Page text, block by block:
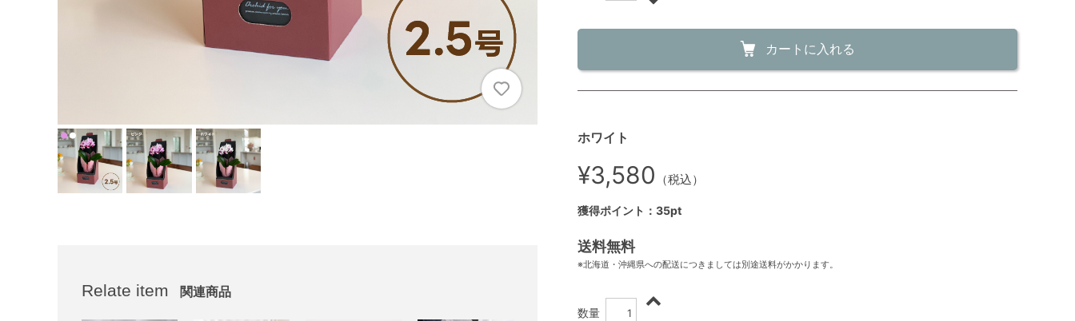
Relate item 関連商品
カートに入れる
ホワイト
¥3,580 （税込）
獲得ポイント：35pt
送料無料
※北海道・沖縄県への配送につきましては別途送料がかかります。
数量